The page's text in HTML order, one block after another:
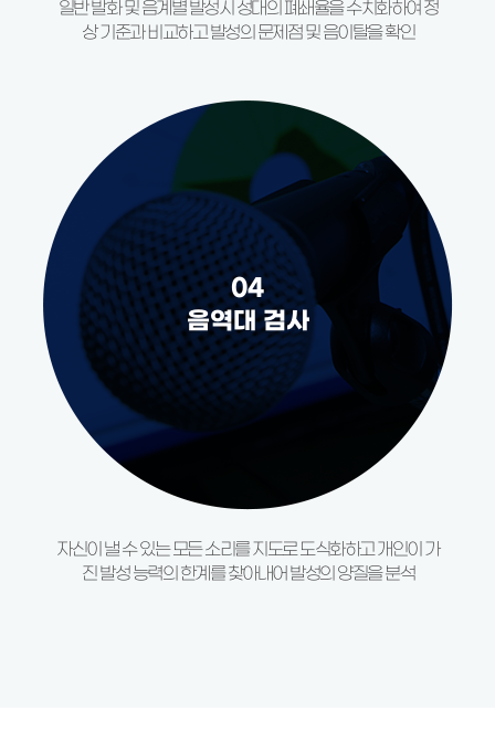
일반 발화 및 음계별 발성시 성대의 폐쇄율을 수치화하여 정
상 기준과 비교하고 발성의 문제점 및 음이탈을 확인
04
음역대 검사
자신이 낼 수 있는 모든 소리를지도로 도식화하고 개인이 가
진발성 능력의 한계를 찾아내어 발성의 양질을 분석